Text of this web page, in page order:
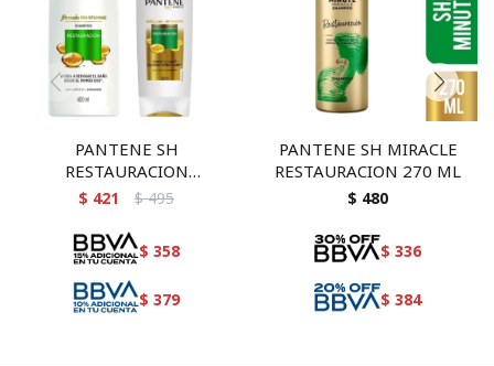
PANTENE SH
RESTAURACION
400+ACOND 200 M
$ 421 $ 495
$ 358
$ 379
PANTENE SH MIRACLE
RESTAURACION 270 ML
$ 480
$ 336
$ 384